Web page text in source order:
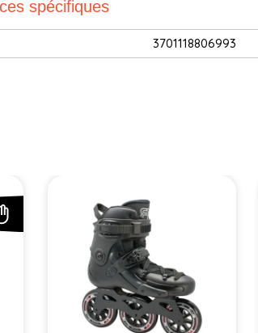
spécifiques
3701118806993
RUPTURE